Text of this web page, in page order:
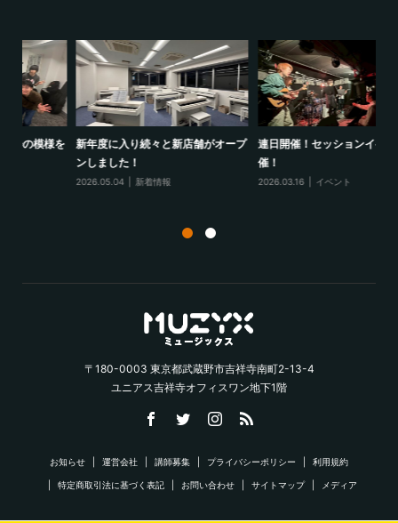
新年度に入り続々と新店舗がオープ
ンしました！
新着情報
連日開催！セッションイベント開
イベント
〒180-0003 東京都武蔵野市吉祥寺南町2-13-4
ユニアス吉祥寺オフィスワン地下1階
お知らせ 運営会社 講師募集 プライバシーポリシー 利用規約
特定商取引法に基づく表記 お問い合わせ サイトマップ メディア